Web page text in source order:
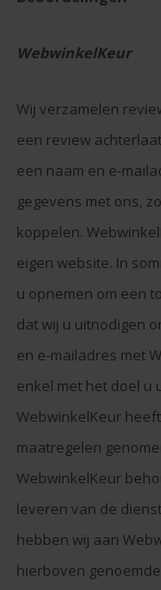
WebwinkelKeur
Wij verzamelen
een review
een naam en e-
gegevens met ons,
koppelen.
eigen website. In
u opnemen om een
dat wij u uitnodigen
en e-mailadres met
enkel met het doel u
WebwinkelKeur
maatregelen
WebwinkelKeur
leveren van de
hebben wij aan
hierboven